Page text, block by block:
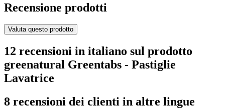
Recensione prodotti
Valuta questo prodotto
12 recensioni in italiano sul prodotto
greenatural Greentabs - Pastiglie
Lavatrice
8 recensioni dei clienti in altre lingue